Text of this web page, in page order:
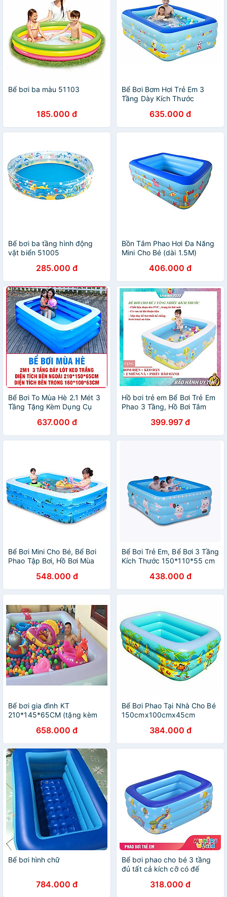
Bể bơi ba màu 51103
185.000 đ
Bể Bơi Bơm Hơi Trẻ Em 3
Tầng Dày Kích Thước
Giao Ngẫu Nhiên )
635.000 đ
Bể bơi ba tầng hình động
vật biển 51005
285.000 đ
Bồn Tắm Phao Hơi Đa Năng
Mini Cho Bé (dài 1.5M)
406.000 đ
Bể Bơi To Mùa Hè 2.1 Mét 3
Tầng Tặng Kèm Dụng Cụ
To Cho Người Lớn Và Bé
637.000 đ
Hồ bơi trẻ em Bể Bơi Trẻ Em
Phao 3 Tầng, Hồ Bơi Tắm
TẶNG NGAY BƠM BỂ BƠI
399.997 đ
Bể Bơi Mini Cho Bé, Bể Bơi
Phao Tập Bơi, Hồ Bơi Mùa
548.000 đ
Bể Bơi Trẻ Em, Bể Bơi 3 Tầng
Kích Thước 150*110*55 cm
438.000 đ
Bể bơi gia đình KT
210*145*65CM (tặng kèm
658.000 đ
Bể Bơi Phao Tại Nhà Cho Bé
150cmx100cmx45cm
384.000 đ
Bể bơi hình chữ
784.000 đ
Bể bơi phao cho bé 3 tầng
đủ tất cả kích cỡ có đế
318.000 đ